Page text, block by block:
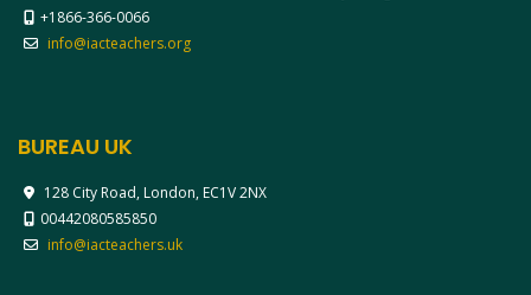
+1866-366-0066
info@iacteachers.org
BUREAU UK
128 City Road, London, EC1V 2NX
00442080585850
info@iacteachers.uk